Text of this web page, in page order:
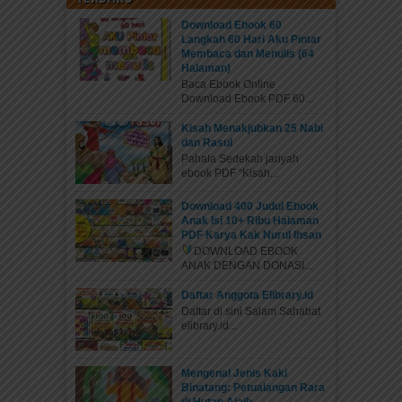
Kalender Anak Muslim 2023 Berfungsi sebagai
Kalender Penanggalan 2023. Berfungsi sebagai
Poster Edukasi Islami...
Download Kalender Poster Anak
Muslim 2023: Larangan dalam Islam
DOWNLOAD DENGAN DONASI Kelebihan
Kalender Anak Muslim 2023 Berfungsi sebagai
Kalender Penanggalan 2023. Berfungsi sebagai
Download Ebook 60
Langkah 60 Hari Aku Pintar
Membaca dan Menulis (64
Halaman)
Baca Ebook Online
Download Ebook PDF 60...
Kisah Menakjubkan 25 Nabi
dan Rasul
Pahala Sedekah jariyah
ebook PDF “Kisah...
Download 400 Judul Ebook
Anak Isi 10+ Ribu Halaman
PDF Karya Kak Nurul Ihsan
DOWNLOAD EBOOK
ANAK DENGAN DONASI...
Daftar Anggota Elibrary.id
Daftar di sini Salam Sahabat
elibrary.id...
Mengenal Jenis Kaki
Binatang: Petualangan Rara